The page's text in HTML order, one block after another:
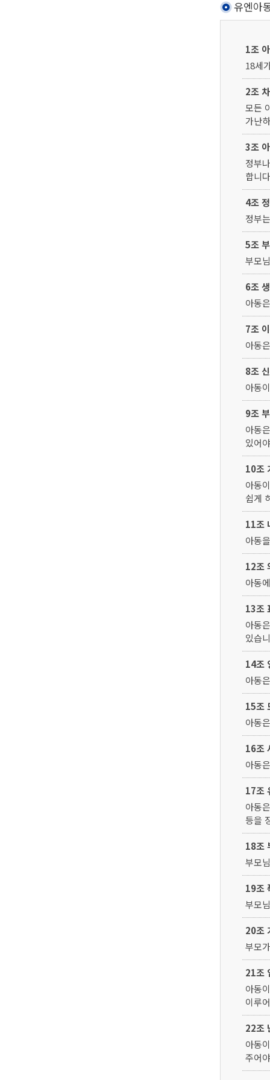
유엔아
1조
18세
2조
모든
가난
3조
정부
합니
4조
정부
5조
부모
6조
아동
7조
아동
8조
아동
9조
아동
있어
10조
아동
쉽게
11조
아동
12조
아동
13조
아동
있습
14조
아동
15조
아동
16조
아동
17조
아동
등을
18조
부모
19조
부모
20조
부모
21조
아동
이루
22조
아동
주어